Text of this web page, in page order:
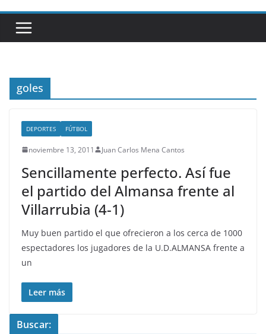
goles
DEPORTES FÚTBOL
noviembre 13, 2011 Juan Carlos Mena Cantos
Sencillamente perfecto. Así fue
el partido del Almansa frente al
Villarrubia (4-1)
Muy buen partido el que ofrecieron a los cerca de 1000
espectadores los jugadores de la U.D.ALMANSA frente a
un
Leer más
Buscar: